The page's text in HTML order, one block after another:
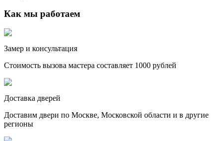
Как мы работаем
Замер и консультация
Стоимость вызова мастера составляет 1000 рублей
Доставка дверей
Доставим двери по Москве, Московской области и в другие
регионы